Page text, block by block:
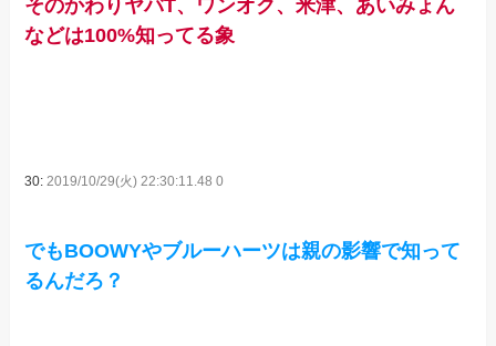
そのかわりヤバT、ワンオク、米津、あいみょん
などは100%知ってる象
30: 2019/10/29(火) 22:30:11.48 0
でもBOOWYやブルーハーツは親の影響で知って
るんだろ？